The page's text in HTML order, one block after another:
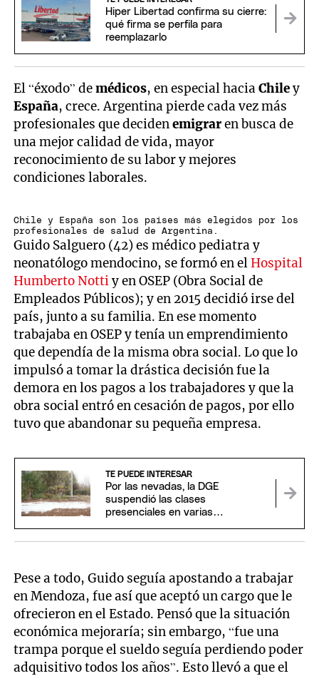
Hiper Libertad confirma su cierre:
qué firma se perfila para
reemplazarlo
El “éxodo” demédicos, en especial haciaChiley
España, crece. Argentina pierde cada vez más
profesionales que decidenemigraren busca de
una mejor calidad de vida, mayor
reconocimiento de su labor y mejores
condiciones laborales.
Chile y España son los países más elegidos por los
profesionales de salud de Argentina.
Guido Salguero (42) es médico pediatra y
neonatólogo mendocino, se formó en elHospital
Humberto Nottiy en OSEP (Obra Social de
Empleados Públicos); y en 2015 decidió irse del
país, junto a su familia. En ese momento
trabajaba en OSEP y tenía un emprendimiento
que dependía de la misma obra social. Lo que lo
impulsó a tomar la drástica decisión fue la
demora en los pagos a los trabajadores y que la
obra social entró en cesación de pagos, por ello
tuvo que abandonar su pequeña empresa.
TE PUEDE INTERESAR
Por las nevadas, la DGE
suspendió las clases
presenciales en varias
Pese a todo, Guido seguía apostando a trabajar
en Mendoza, fue así que aceptó un cargo que le
ofrecieron en el Estado. Pensó que la situación
económica mejoraría; sin embargo, “fue una
trampa porque el sueldo seguía perdiendo poder
adquisitivo todos los años”. Esto llevó a que el